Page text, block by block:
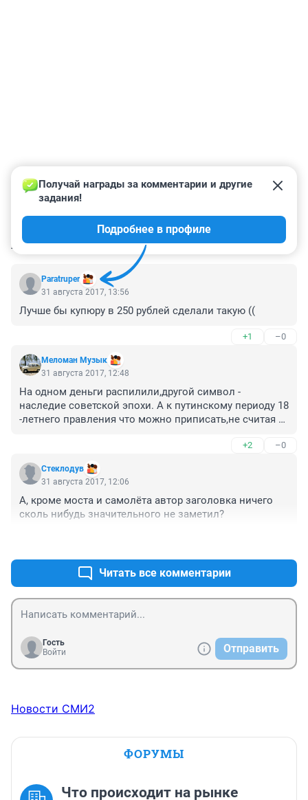
КОММЕНТАРИИ 59
Paratruper
Получай награды за комментарии и другие
задания!
Подробнее в профиле
31 августа 2017, 13:56
Лучше бы купюру в 250 рублей сделали такую ((
+1 –0
Меломан Музык
31 августа 2017, 12:48
На одном деньги распилили,другой символ -
наследие советской эпохи. А к путинскому периоду 18
-летнего правления что можно приписать,не считая
+2 –0
Стеклодув
31 августа 2017, 12:06
А, кроме моста и самолёта автор заголовка ничего
сколь нибудь значительного не заметил?
Читать все комментарии
Гость
Войти
Отправить
Новости СМИ2
ФОРУМЫ
Что происходит на рынке